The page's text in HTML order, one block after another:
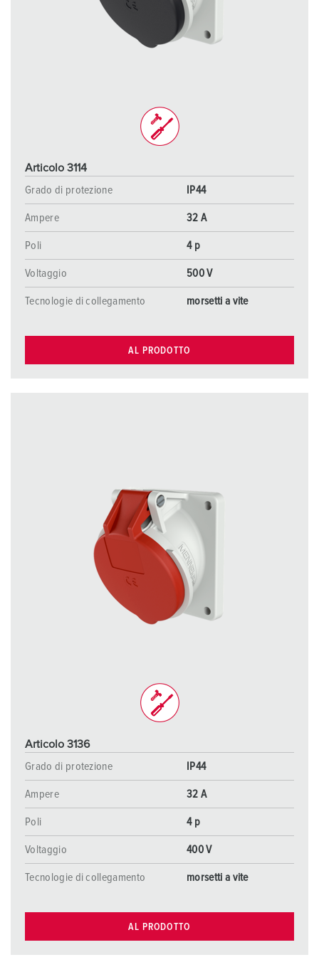
Articolo 3114
Grado di protezione
IP44
Ampere 32 A
Poli 4 p
Voltaggio 500 V
Tecnologie di collegamento morsetti a vite
AL PRODOTTO
Articolo 3136
Grado di protezione
IP44
Ampere 32 A
Poli 4 p
Voltaggio 400 V
Tecnologie di collegamento morsetti a vite
AL PRODOTTO